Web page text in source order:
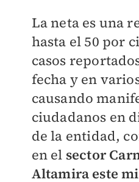
La neta es una
hasta el 50 por
casos
fecha y en
causando
ciudadanos en
de la entidad,
en el sector
Altamira este